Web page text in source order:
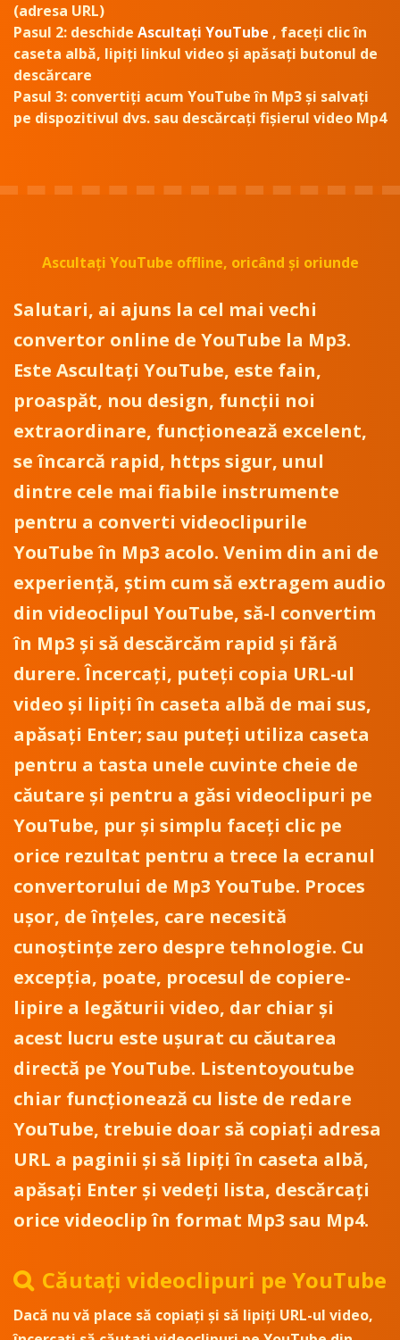
(adresa URL)
Pasul 2: deschide Ascultați YouTube , faceți clic în
caseta albă, lipiți linkul video și apăsați butonul de
descărcare
Pasul 3: convertiți acum YouTube în Mp3 și salvați
pe dispozitivul dvs. sau descărcați fișierul video Mp4
Ascultați YouTube offline, oricând și oriunde
Salutari, ai ajuns la cel mai vechi
convertor online de YouTube la Mp3.
Este Ascultați YouTube, este fain,
proaspăt, nou design, funcții noi
extraordinare, funcționează excelent,
se încarcă rapid, https sigur, unul
dintre cele mai fiabile instrumente
pentru a converti videoclipurile
YouTube în Mp3 acolo. Venim din ani de
experiență, știm cum să extragem audio
din videoclipul YouTube, să-l convertim
în Mp3 și să descărcăm rapid și fără
durere. Încercați, puteți copia URL-ul
video și lipiți în caseta albă de mai sus,
apăsați Enter; sau puteți utiliza caseta
pentru a tasta unele cuvinte cheie de
căutare și pentru a găsi videoclipuri pe
YouTube, pur și simplu faceți clic pe
orice rezultat pentru a trece la ecranul
convertorului de Mp3 YouTube. Proces
ușor, de înțeles, care necesită
cunoștințe zero despre tehnologie. Cu
excepția, poate, procesul de copiere-
lipire a legăturii video, dar chiar și
acest lucru este ușurat cu căutarea
directă pe YouTube. Listentoyoutube
chiar funcționează cu liste de redare
YouTube, trebuie doar să copiați adresa
URL a paginii și să lipiți în caseta albă,
apăsați Enter și vedeți lista, descărcați
orice videoclip în format Mp3 sau Mp4.
Căutați videoclipuri pe YouTube
Dacă nu vă place să copiați și să lipiți URL-ul video,